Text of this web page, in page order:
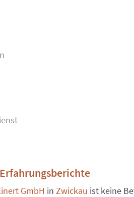
GmbH in Zwickau ist keine